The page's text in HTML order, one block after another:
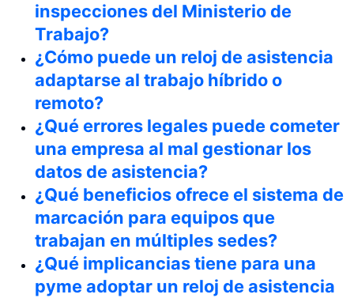
inspecciones del Ministerio de
Trabajo?
¿Cómo puede un reloj de asistencia
adaptarse al trabajo híbrido o
remoto?
¿Qué errores legales puede cometer
una empresa al mal gestionar los
datos de asistencia?
¿Qué beneficios ofrece el sistema de
marcación para equipos que
trabajan en múltiples sedes?
¿Qué implicancias tiene para una
pyme adoptar un reloj de asistencia